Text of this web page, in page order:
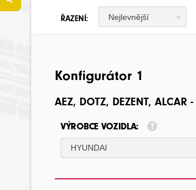
ŘAZENÍ: Nejlevnější
Konfigurátor 1
AEZ, DOTZ, DEZENT,
VÝROBCE VOZIDLA:
HYUNDAI